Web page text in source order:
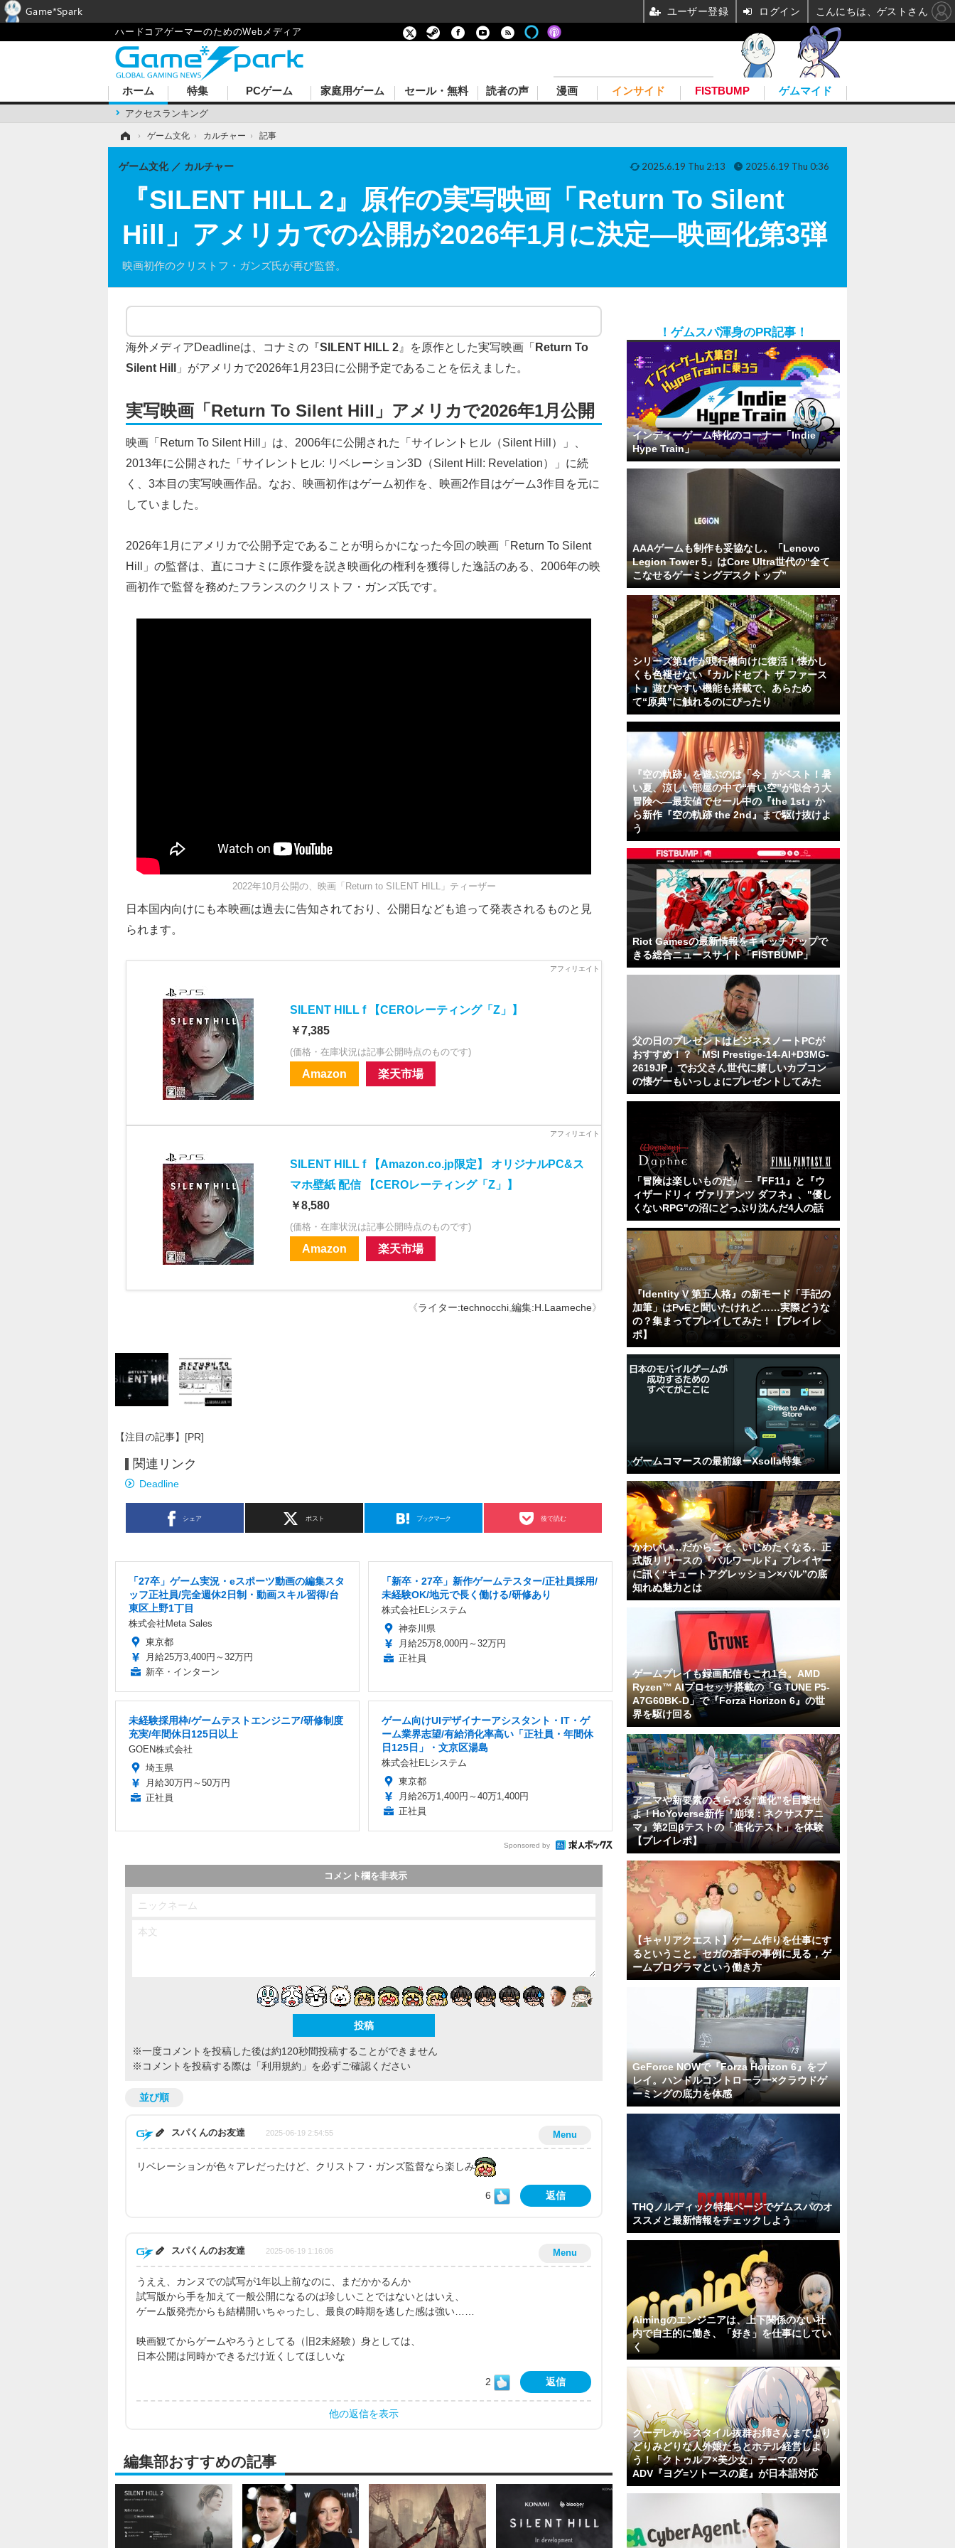
ハードコアゲーマーのためのWebメディア
ホーム
アクセスランキング
特集 PCゲーム 家庭用ゲーム セール・無料 読者の声 漫画 インサイド FISTBUMP ゲムマイド
› ゲーム文化 › カルチャー › 記事
『SILENT HILL 2』原作の実写映画「Return To Silent
Hill」アメリカでの公開が2026年1月に決定―映画化第3弾
映画初作のクリストフ・ガンズ氏が再び監督。
ゲーム文化 カルチャー 2025.6.19 Thu 2:13 2025.6.19 Thu 0:36
海外メディアDeadlineは、コナミの『SILENT HILL 2 』を原作とした実写映画「Return To
Silent Hill 」がアメリカで2026年1月23日に公開予定であることを伝えました。
実写映画「Return To Silent Hill」アメリカで2026年1月公開
映画「Return To Silent Hill」は、2006年に公開された「サイレントヒル（Silent Hill）」、
2013年に公開された「サイレントヒル: リベレーション3D（Silent Hill: Revelation）」に続
く、3本目の実写映画作品。なお、映画初作はゲーム初作を、映画2作目はゲーム3作目を元に
していました。
2026年1月にアメリカで公開予定であることが明らかになった今回の映画「Return To Silent
Hill」の監督は、直にコナミに原作愛を説き映画化の権利を獲得した逸話のある、2006年の映
画初作で監督を務めたフランスのクリストフ・ガンズ氏です。
2022年10月公開の、映画「Return to SILENT HILL」ティーザー
日本国内向けにも本映画は過去に告知されており、公開日なども追って発表されるものと見
られます。
SILENT HILL f 【CEROレーティング「Z」】
￥7,385
(価格・在庫状況は記事公開時点のものです)
Amazon 楽天市場
SILENT HILL f 【Amazon.co.jp限定】 オリジナルPC&ス
マホ壁紙 配信 【CEROレーティング「Z」】
￥8,580
(価格・在庫状況は記事公開時点のものです)
Amazon 楽天市場
《ライター:technocchi 編集:H.Laameche》
【注目の記事】[PR]
関連リンク
Deadline
シェア ポスト ブックマーク 後で読む
「27卒」ゲーム実況・eスポーツ動画の編集スタ
ッフ正社員/完全週休2日制・動画スキル習得/台
東区上野1丁目
株式会社Meta Sales
東京都
月給25万3,400円～32万円
新卒・インターン
「新卒・27卒」新作ゲームテスター/正社員採用/
未経験OK/地元で長く働ける/研修あり
株式会社ELシステム
神奈川県
月給25万8,000円～32万円
正社員
未経験採用枠/ゲームテストエンジニア/研修制度
充実/年間休日125日以上
GOEN株式会社
埼玉県
月給30万円～50万円
正社員
ゲーム向けUIデザイナーアシスタント・IT・ゲ
ーム業界志望/有給消化率高い「正社員・年間休
日125日」・文京区湯島
株式会社ELシステム
東京都
月給26万1,400円～40万1,400円
正社員
Sponsored by
コメント欄を非表示
※一度コメントを投稿した後は約120秒間投稿することができません
※コメントを投稿する際は 「利用規約」 を必ずご確認ください
並び順
Menu
スパくんのお友達 2025-06-19 2:54:55
リベレーションが色々アレだったけど、クリストフ・ガンズ監督なら楽しみ
6 返信
Menu
スパくんのお友達 2025-06-19 1:16:06
うええ、カンヌでの試写が1年以上前なのに、まだかかるんか
試写版から手を加えて一般公開になるのは珍しいことではないとはいえ、
ゲーム版発売からも結構開いちゃったし、最良の時期を逃した感は強い……
映画観てからゲームやろうとしてる（旧2未経験）身としては、
日本公開は同時かできるだけ近くしてほしいな
2 返信
他の返信を表示
編集部おすすめの記事
！ゲムスパ渾身のPR記事！
インディーゲーム特化のコーナー「Indie
Hype Train」
AAAゲームも制作も妥協なし。「Lenovo
Legion Tower 5」はCore Ultra世代の“全て
こなせるゲーミングデスクトップ”
シリーズ第1作が現行機向けに復活！懐かし
くも色褪せない『カルドセプト ザ ファース
ト』遊びやすい機能も搭載で、あらため
て“原典”に触れるのにぴったり
『空の軌跡』を遊ぶのは「今」がベスト！暑
い夏、涼しい部屋の中で“青い空”が似合う大
冒険へ―最安値でセール中の『the 1st』か
ら新作『空の軌跡 the 2nd』まで駆け抜けよ
う
Riot Gamesの最新情報をキャッチアップで
きる総合ニュースサイト「FISTBUMP」
父の日のプレゼントはビジネスノートPCが
おすすめ！？「MSI Prestige-14-AI+D3MG-
2619JP」でお父さん世代に嬉しいカプコン
の懐ゲーもいっしょにプレゼントしてみた
「冒険は楽しいものだ」 ─『FF11』と『ウ
ィザードリィ ヴァリアンツ ダフネ』、"優し
くないRPG"の沼にどっぷり沈んだ4人の話
『Identity V 第五人格』の新モード「手記の
加筆」はPvEと聞いたけれど……実際どうな
の？集まってプレイしてみた！【プレイレ
ポ】
ゲームコマースの最前線ーXsolla特集
かわいい…だからこそ、いじめたくなる。正
式版リリースの『パルワールド』プレイヤー
に訊く“キュートアグレッション×パル”の底
知れぬ魅力とは
ゲームプレイも録画配信もこれ1台。AMD
Ryzen™ AIプロセッサ搭載の「G TUNE P5-
A7G60BK-D」で『Forza Horizon 6』の世
界を駆け回る
アニマや新要素のさらなる“進化”を目撃せ
よ！HoYoverse新作『崩壊：ネクサスアニ
マ』第2回βテストの「進化テスト」を体験
【プレイレポ】
【キャリアクエスト】ゲーム作りを仕事にす
るということ。セガの若手の事例に見る，ゲ
ームプログラマという働き方
GeForce NOWで『Forza Horizon 6』をプ
レイ。ハンドルコントローラー×クラウドゲ
ーミングの底力を体感
THQノルディック特集ページでゲムスパのオ
ススメと最新情報をチェックしよう
Aimingのエンジニアは、上下関係のない社
内で自主的に働き、「好き」を仕事にしてい
く
クーデレからスタイル抜群お姉さんまでより
どりみどりな人外娘たちとホテル経営しよ
う！「クトゥルフ×美少女」テーマの
ADV『ヨグ=ソトースの庭』が日本語対応
Game*Spark ユーザー登録 ログイン こんにちは、ゲストさん